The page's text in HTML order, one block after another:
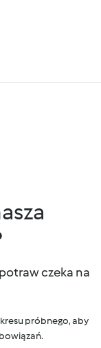
czeka na
próbnego, aby